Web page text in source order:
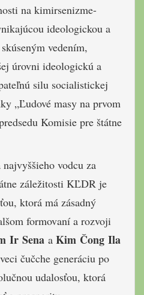
na kimirsenizme-
ideologickou a
vedením,
úrovni ideologickú a
silu socialistickej
„Ľudové masy na prvom
Komisie pre štátne
vodcu za
záležitosti KĽDR je
ktorá má zásadný
formovaní a rozvoji
Ir Sena a Kim Čong Ila
čučche generáciu po
udalosťou, ktorá